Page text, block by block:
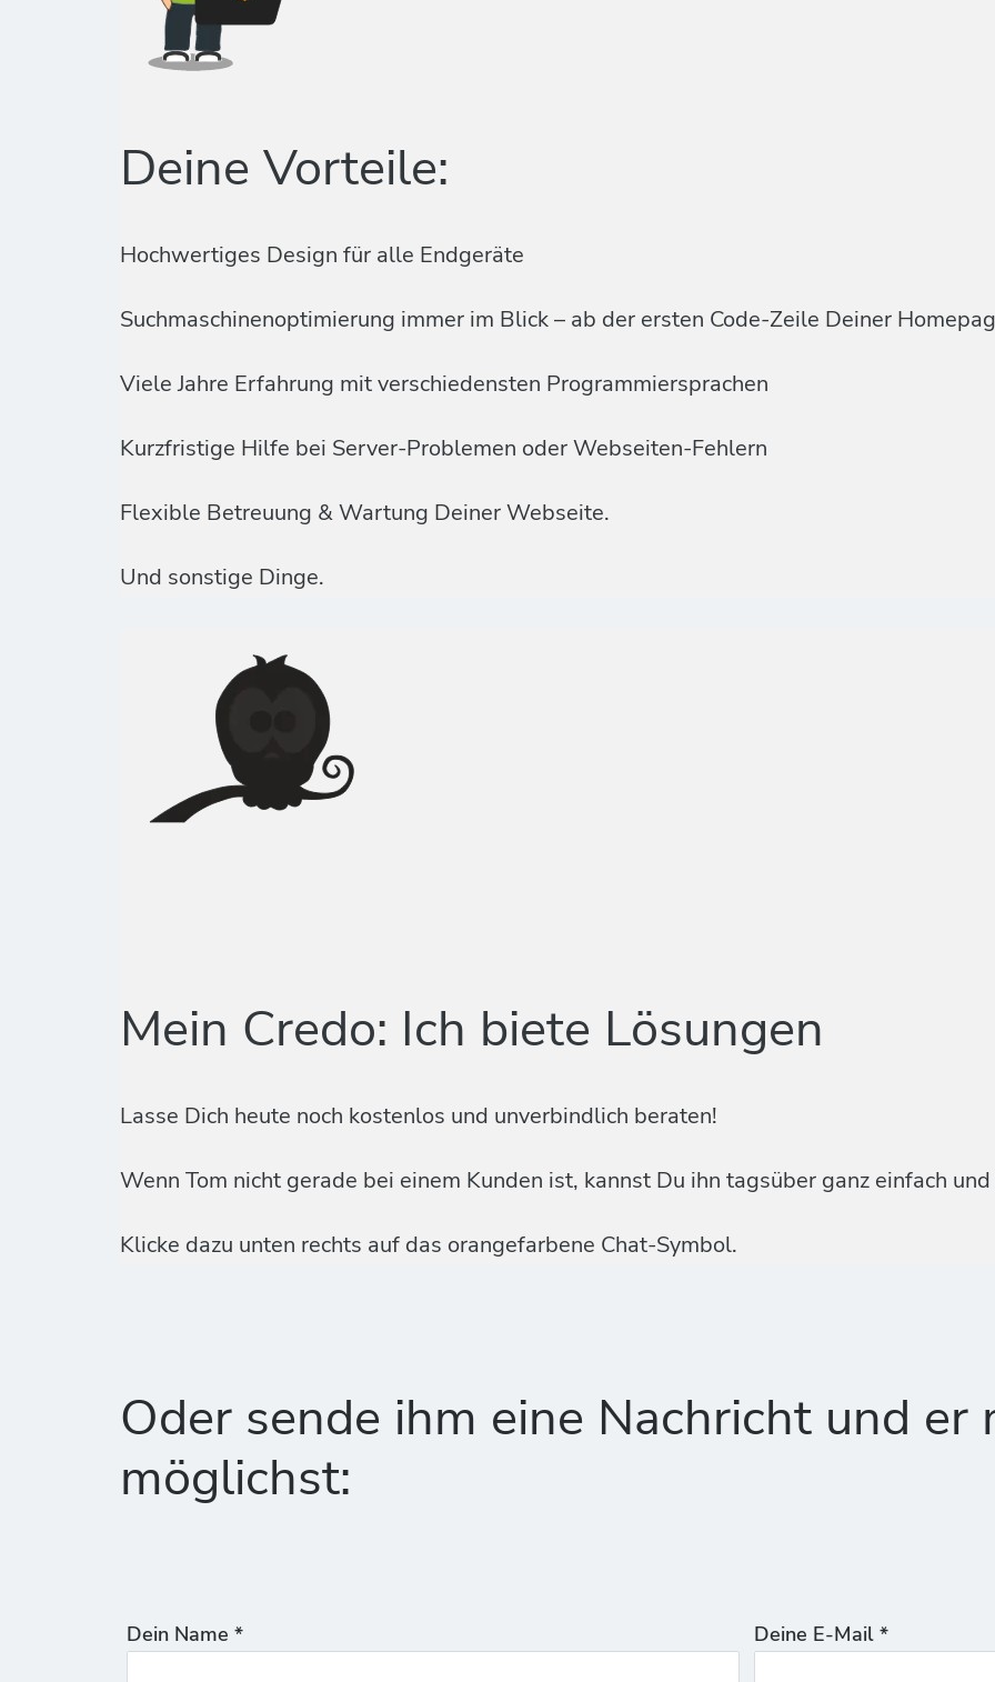
Deine Vorteile:
Hochwertiges Design für alle Endgeräte
Suchmaschinenoptimierung immer im Blick – ab der ersten Code-Zeile Deiner
Viele Jahre Erfahrung mit verschiedensten Programmiersprachen
Kurzfristige Hilfe bei Server-Problemen oder Webseiten-Fehlern
Flexible Betreuung & Wartung Deiner Webseite.
Und sonstige Dinge.
Mein Credo: Ich biete Lösungen
Lasse Dich heute noch kostenlos und unverbindlich beraten!
Wenn Tom nicht gerade bei einem Kunden ist, kannst Du ihn tagsüber ganz einfach
Klicke dazu unten rechts auf das orangefarbene Chat-Symbol.
Oder sende ihm eine Nachricht und
möglichst:
Dein Name * Deine E-Mail *